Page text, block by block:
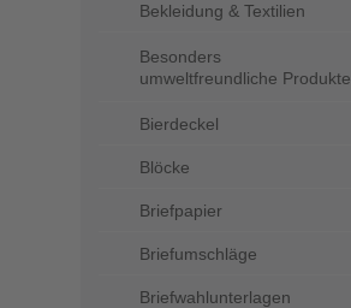
Bekleidung & Textilien
Besonders
umweltfreundliche Produkte
Bierdeckel
Blöcke
Briefpapier
Briefumschläge
Briefwahlunterlagen